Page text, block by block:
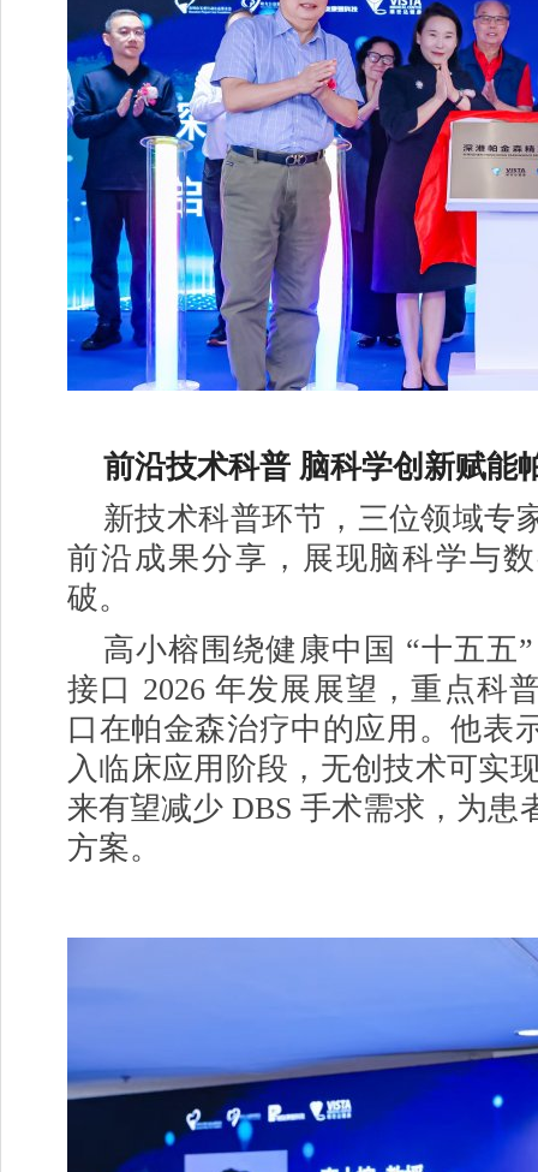
前沿技术科普 脑科学创新赋能
新技术科普环节，三位领域专
前沿成果分享，展现脑科学与
破。
高小榕围绕健康中国 “十五五
接口 2026 年发展展望，重点科
口在帕金森治疗中的应用。他表
入临床应用阶段，无创技术可实
来有望减少 DBS 手术需求，为患
方案。